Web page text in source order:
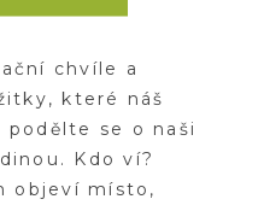
chvíle a
které náš
se o naši
Kdo ví?
objeví místo,